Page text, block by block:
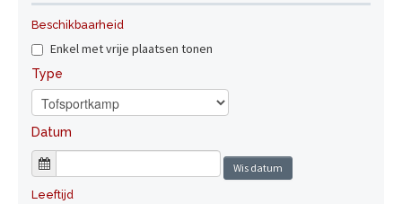
Beschikbaarheid
Enkel met vrije plaatsen tonen
Type
Datum
Wis datum
Leeftijd